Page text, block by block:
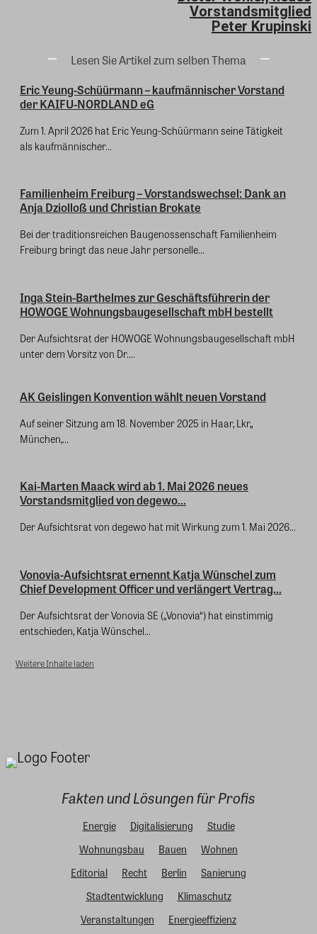
Vorstandsmitglied
Peter Krupinski
Lesen Sie Artikel zum selben Thema
Eric Yeung-Schüürmann – kaufmännischer Vorstand
der KAIFU-NORDLAND eG
Zum 1. April 2026 hat Eric Yeung-Schüürmann seine Tätigkeit
als kaufmännischer...
Familienheim Freiburg – Vorstandswechsel: Dank an
Anja Dziolloß und Christian Brokate
Bei der traditionsreichen Baugenossenschaft Familienheim
Freiburg bringt das neue Jahr personelle...
Inga Stein-Barthelmes zur Geschäftsführerin der
HOWOGE Wohnungsbaugesellschaft mbH bestellt
Der Aufsichtsrat der HOWOGE Wohnungsbaugesellschaft mbH
unter dem Vorsitz von Dr....
AK Geislingen Konvention wählt neuen Vorstand
Auf seiner Sitzung am 18. November 2025 in Haar, Lkr,,
München,...
Kai-Marten Maack wird ab 1. Mai 2026 neues
Vorstandsmitglied von degewo...
Der Aufsichtsrat von degewo hat mit Wirkung zum 1. Mai 2026...
Vonovia-Aufsichtsrat ernennt Katja Wünschel zum
Chief Development Officer und verlängert Vertrag...
Der Aufsichtsrat der Vonovia SE („Vonovia“) hat einstimmig
entschieden, Katja Wünschel...
Weitere Inhalte laden
Fakten und Lösungen für Profis
Energie Digitalisierung
Studie
Wohnungsbau
Bauen
Wohnen
Editorial
Recht Berlin
Sanierung
Stadtentwicklung
Klimaschutz
Veranstaltungen
Energieeffizienz